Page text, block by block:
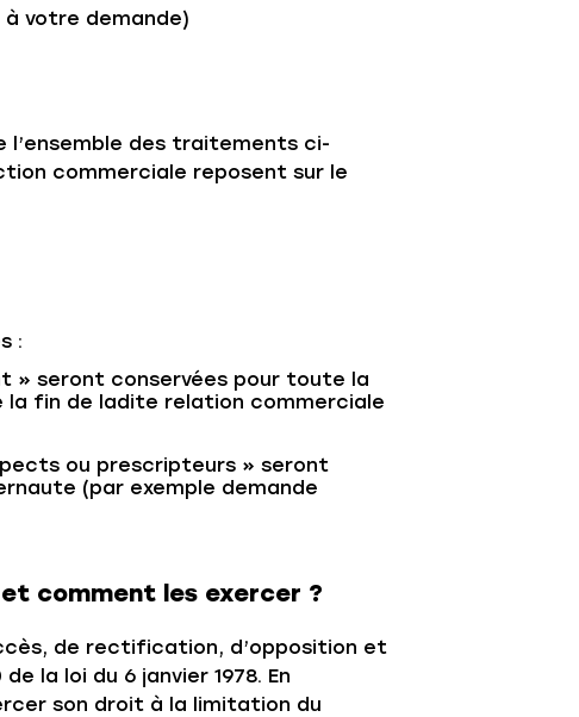
votre demande)
l’ensemble des traitements ci-
commerciale reposent sur le
:
» seront conservées pour toute la
la fin de ladite relation commerciale
ou prescripteurs » seront
(par exemple demande
comment les exercer ?
de rectification, d’opposition et
la loi du 6 janvier 1978. En
son droit à la limitation du